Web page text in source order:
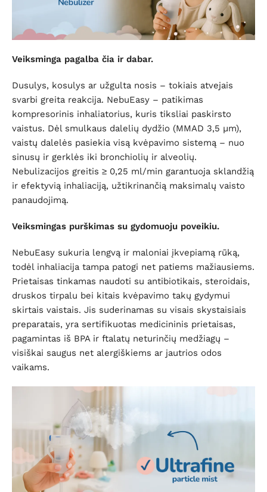
Veiksminga pagalba čia ir dabar.
Dusulys, kosulys ar užgulta nosis – tokiais atvejais
svarbi greita reakcija. NebuEasy – patikimas
kompresorinis inhaliatorius, kuris tiksliai paskirsto
vaistus. Dėl smulkaus dalelių dydžio (MMAD 3,5 µm),
vaistų dalelės pasiekia visą kvėpavimo sistemą – nuo
sinusų ir gerklės iki bronchiolių ir alveolių.
Nebulizacijos greitis ≥ 0,25 ml/min garantuoja sklandžią
ir efektyvią inhaliaciją, užtikrinančią maksimalų vaisto
panaudojimą.
Veiksmingas purškimas su gydomuoju poveikiu.
NebuEasy sukuria lengvą ir maloniai įkvepiamą rūką,
todėl inhaliacija tampa patogi net patiems mažiausiems.
Prietaisas tinkamas naudoti su antibiotikais, steroidais,
druskos tirpalu bei kitais kvėpavimo takų gydymui
skirtais vaistais. Jis suderinamas su visais skystaisiais
preparatais, yra sertifikuotas medicininis prietaisas,
pagamintas iš BPA ir ftalatų neturinčių medžiagų –
visiškai saugus net alergiškiems ar jautrios odos
vaikams.